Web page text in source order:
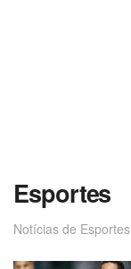
Esportes
Notícias de Esportes